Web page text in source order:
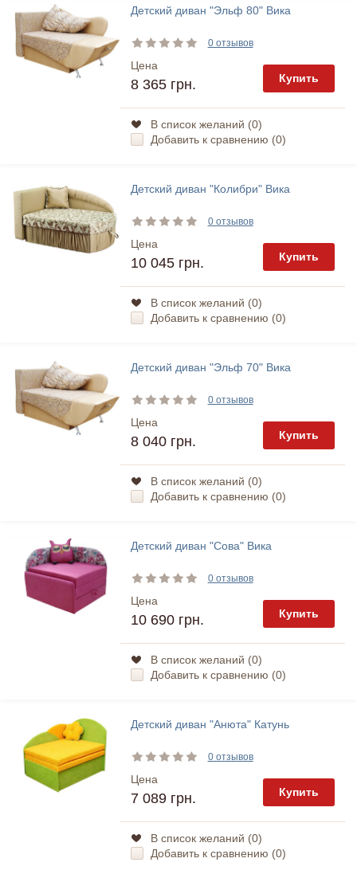
Детский диван "Эльф 80" Вика
0 отзывов
Цена
8 365 грн. Купить
В список желаний (0)
Добавить к сравнению (0)
Детский диван "Колибри" Вика
0 отзывов
Цена
10 045 грн. Купить
В список желаний (0)
Добавить к сравнению (0)
Детский диван "Эльф 70" Вика
0 отзывов
Цена
8 040 грн. Купить
В список желаний (0)
Добавить к сравнению (0)
Детский диван "Сова" Вика
0 отзывов
Цена
10 690 грн. Купить
В список желаний (0)
Добавить к сравнению (0)
Детский диван "Анюта" Катунь
0 отзывов
Цена
7 089 грн. Купить
В список желаний (0)
Добавить к сравнению (0)